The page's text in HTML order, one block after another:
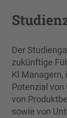
Der
zukünftige
KI Managern,
Potenzial von
von
sowie von